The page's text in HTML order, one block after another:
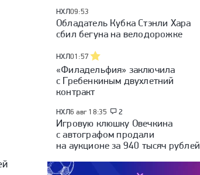
НХЛ09:53
Обладатель Кубка Стэнли Хара
сбил бегуна на велодорожке
НХЛ01:57
«Филадельфия» заключила
с Гребенкиным двухлетний
контракт
НХЛ6 авг 18:35 2
Игровую клюшку Овечкина
с автографом продали
на аукционе за 940 тысяч рублей